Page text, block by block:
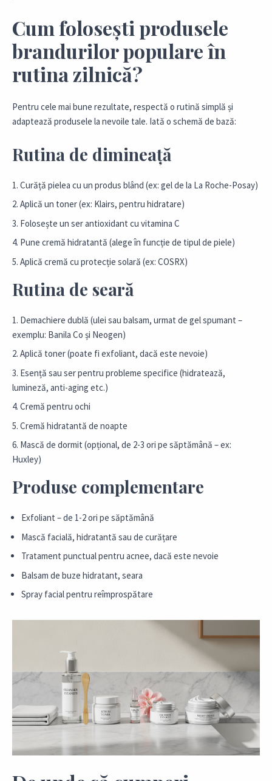
Cum folosești produsele
brandurilor populare în
rutina zilnică?
Pentru cele mai bune rezultate, respectă o rutină simplă și
adaptează produsele la nevoile tale. Iată o schemă de bază:
Rutina de dimineață
Curăță pielea cu un produs blând (ex: gel de la La Roche-Posay)
Aplică un toner (ex: Klairs, pentru hidratare)
Folosește un ser antioxidant cu vitamina C
Pune cremă hidratantă (alege în funcție de tipul de piele)
Aplică cremă cu protecție solară (ex: COSRX)
Rutina de seară
Demachiere dublă (ulei sau balsam, urmat de gel spumant –
exemplu: Banila Co și Neogen)
Aplică toner (poate fi exfoliant, dacă este nevoie)
Esență sau ser pentru probleme specifice (hidratează,
lumineză, anti-aging etc.)
Cremă pentru ochi
Cremă hidratantă de noapte
Mască de dormit (opțional, de 2-3 ori pe săptămână – ex:
Huxley)
Produse complementare
Exfoliant – de 1-2 ori pe săptămână
Mască facială, hidratantă sau de curățare
Tratament punctual pentru acnee, dacă este nevoie
Balsam de buze hidratant, seara
Spray facial pentru reîmprospătare